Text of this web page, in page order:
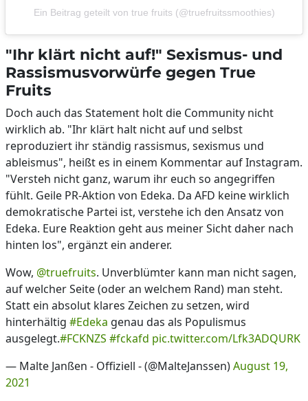
Ein Beitrag geteilt von true fruits (@truefruitssmoothies)
"Ihr klärt nicht auf!" Sexismus- und
Rassismusvorwürfe gegen True
Fruits
Doch auch das Statement holt die Community nicht
wirklich ab. "Ihr klärt halt nicht auf und selbst
reproduziert ihr ständig rassismus, sexismus und
ableismus", heißt es in einem Kommentar auf Instagram.
"Versteh nicht ganz, warum ihr euch so angegriffen
fühlt. Geile PR-Aktion von Edeka. Da AFD keine wirklich
demokratische Partei ist, verstehe ich den Ansatz von
Edeka. Eure Reaktion geht aus meiner Sicht daher nach
hinten los", ergänzt ein anderer.
Wow, @truefruits. Unverblümter kann man nicht sagen,
auf welcher Seite (oder an welchem Rand) man steht.
Statt ein absolut klares Zeichen zu setzen, wird
hinterhältig #Edeka genau das als Populismus
ausgelegt.#FCKNZS #fckafd pic.twitter.com/Lfk3ADQURK
— Malte Janßen - Offiziell - (@MalteJanssen)August 19,
2021